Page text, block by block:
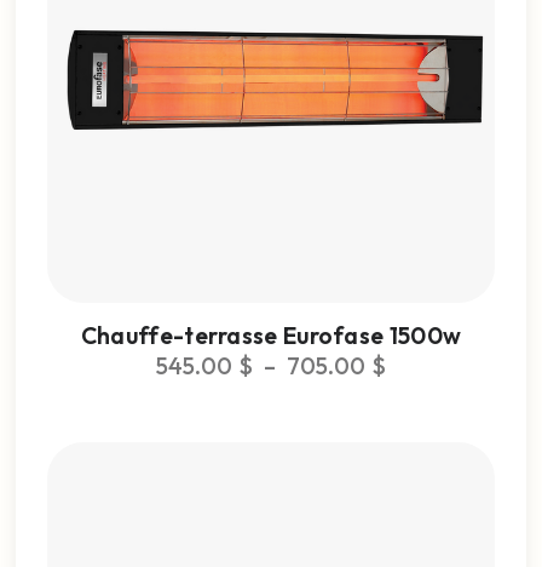
Chauffe-terrasse Eurofase 1500w
545.00 $ – 705.00 $